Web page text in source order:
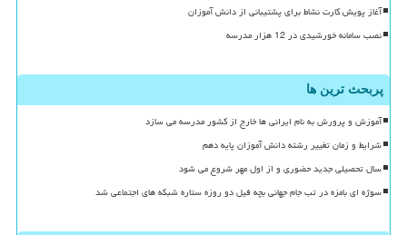
آغاز پویش کارت نشاط برای پشتیبانی از دانش آموزان
نصب سامانه خورشیدی در 12 هزار مدرسه
پربحث ترین ها
آموزش و پرورش به نام ایرانی ها خارج از کشور مدرسه می سازد
شرایط و زمان تغییر رشته دانش آموزان پایه دهم
سال تحصیلی جدید حضوری و از اول مهر شروع می شود
سوژه ای بامزه در تب جام جهانی بچه فیل دو روزه ستاره شبکه های اجتماعی شد